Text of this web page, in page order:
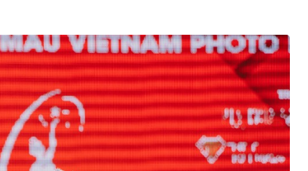
phím đàn!
tạo âm nhạc, MC
gia Việt Nam và
tạo dấu ấn tại King